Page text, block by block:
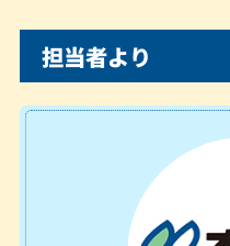
担当者より